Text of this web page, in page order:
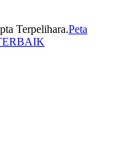
Terpelihara.Peta